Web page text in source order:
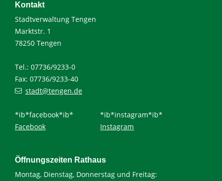
Kontakt
Stadtverwaltung Tengen
Marktstr. 1
78250 Tengen
Tel.: 07736/9233-0
Fax: 07736/9233-40
stadt@tengen.de
*ib*facebook*ib*
Facebook
*ib*instagram*ib*
Instagram
Öffnungszeiten Rathaus
Montag, Dienstag, Donnerstag und Freitag: